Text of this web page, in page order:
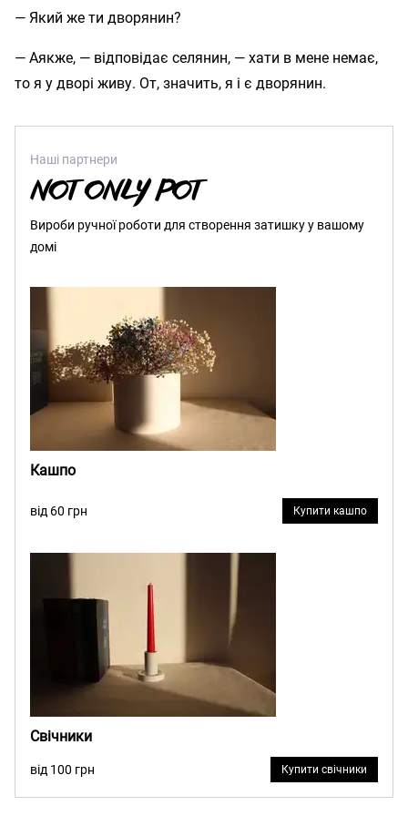
— Який же ти дворянин?
— Аякже, — відповідає селянин, — хати в мене немає,
то я у дворі живу. От, значить, я і є дворянин.
Наші партнери
Вироби ручної роботи для створення затишку у вашому
домі
Кашпо
від 60 грн Купити кашпо
Свічники
від 100 грн Купити свічники